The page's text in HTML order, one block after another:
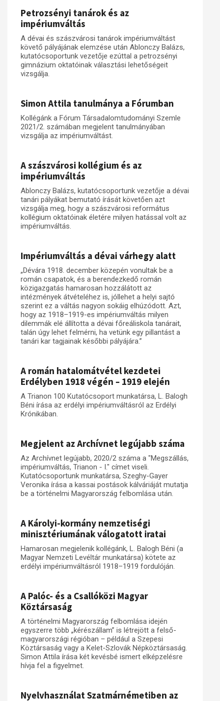
Petrozsényi tanárok és az
impériumváltás
A dévai és szászvárosi tanárok impériumváltást
követő pályájának elemzése után Ablonczy Balázs,
kutatócsoportunk vezetője ezúttal a petrozsényi
gimnázium oktatóinak választási lehetőségeit
vizsgálja.
Simon Attila tanulmánya a Fórumban
Kollégánk a Fórum Társadalomtudományi Szemle
2021/2. számában megjelent tanulmányában
vizsgálja az impériumváltást.
A szászvárosi kollégium és az
impériumváltás
Ablonczy Balázs, kutatócsoportunk vezetője a dévai
tanári pályákat bemutató írását követően azt
vizsgálja meg, hogy a szászvárosi református
kollégium oktatóinak életére milyen hatással volt az
impériumváltás.
Impériumváltás a dévai várhegy alatt
„Dévára 1918. december közepén vonultak be a
román csapatok, és a berendezkedő román
közigazgatás hamarosan hozzálátott az
intézmények átvételéhez is, jóllehet a helyi sajtó
szerint ez a váltás nagyon sokáig elhúzódott. Azt,
hogy az 1918–1919-es impériumváltás milyen
dilemmák elé állította a dévai főreáliskola tanárait,
talán úgy lehet felmérni, ha vetünk egy pillantást a
tanári kar tagjainak későbbi pályájára.”
A román hatalomátvétel kezdetei
Erdélyben 1918 végén – 1919 elején
A Trianon 100 Kutatócsoport munkatársa, L. Balogh
Béni írása az erdélyi impériumváltásról az Erdélyi
Krónikában.
Megjelent az Archívnet legújabb száma
Az Archívnet legújabb, 2020/2 száma a "Megszállás,
impériumváltás, Trianon - I." címet viseli.
Kutatócsoportunk munkatársa, Szeghy-Gayer
Veronika írása a kassai postások kálváriáját mutatja
be a történelmi Magyarország felbomlása után.
A Károlyi-kormány nemzetiségi
minisztériumának válogatott iratai
Hamarosan megjelenik kollégánk, L. Balogh Béni (a
Magyar Nemzeti Levéltár munkatársa) kötete az
erdélyi impériumváltásról 1918–1919 fordulóján.
A Palóc- és a Csallóközi Magyar
Köztársaság
A történelmi Magyarország felbomlása idején
egyszerre több „kérészállam” is létrejött a felső-
magyarországi régióban – például a Szepesi
Köztársaság vagy a Kelet-Szlovák Népköztársaság.
Simon Attila írása két kevésbé ismert elképzelésre
hívja fel a figyelmet.
Nyelvhasználat Szatmárnémetiben az